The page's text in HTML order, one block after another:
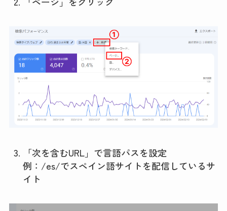
「次を含むURL」で言語パスを設定
例：/es/でスペイン語サイトを配信しているサ
イト